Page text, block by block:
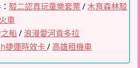
駁二認真玩童樂套票/木育森林駁
車
船/ 浪漫愛河貢多拉
捷運時效卡/ 高雄租機車